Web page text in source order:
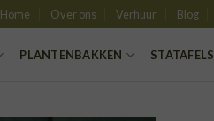
Home Over ons Verhuur Blog
PLANTENBAKKEN STATAFELS